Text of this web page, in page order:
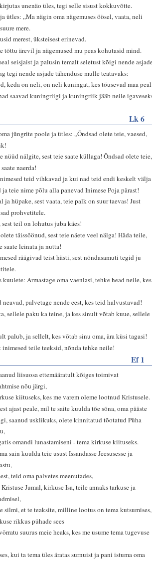
unenäo üles, tegi selle sisust kokkuvõtte.
ütles: „Ma nägin oma nägemuses öösel, vaata, neli
mere.
merest, üksteisest erinevad.
tõttu ärevil ja nägemused mu peas kohutasid mind.
seisjaist ja palusin temalt seletust kõigi nende
tegi nende asjade tähenduse mulle teatavaks:
keda on neli, on neli kuningat, kes tõusevad maa peal.
saavad kuningriigi ja kuningriik jääb neile
Lk 6
jüngrite poole ja ütles: „Õndsad olete teie, vaesed,
nüüd nälgite, sest teie saate küllaga! Õndsad olete teie,
naerda!
teid vihkavad ja kui nad teid endi keskelt välja
teie nime põlu alla panevad Inimese Poja pärast!
ja hüpake, sest vaata, teie palk on suur taevas! Just
prohvetitele.
teil on lohutus juba käes!
täissöönud, sest teie näete veel nälga! Häda teile,
saate leinata ja nutta!
räägivad teist hästi, sest nõndasamuti tegid ju
Armastage oma vaenlasi, tehke head neile, kes
palvetage nende eest, kes teid halvustavad!
sellele paku ka teine, ja kes sinult võtab kuue, sellele
palub, ja sellelt, kes võtab sinu oma, ära küsi tagasi!
inimesed teile teeksid, nõnda tehke neile!
Ef 1
liisuosa ettemääratult kõiges toimivat
nõu järgi,
kiituseks, kes me varem oleme lootnud Kristusele.
ajast peale, mil te saite kuulda tõe sõna, oma pääste
saanud usklikuks, olete kinnitatud tõotatud Püha
omandi lunastamiseni - tema kirkuse kiituseks.
sain kuulda teie usust Issandasse Jeesusesse ja
teid oma palvetes meenutades,
Kristuse Jumal, kirkuse Isa, teile annaks tarkuse ja
silmi, et te teaksite, milline lootus on tema kutsumises,
rikkus pühade sees
suurus meie heaks, kes me usume tema tugevuse
kui ta tema üles äratas surnuist ja pani istuma oma